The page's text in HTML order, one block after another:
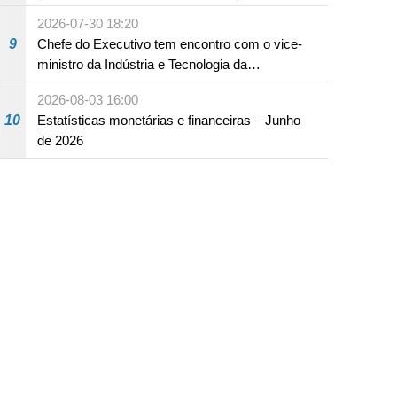
assumir por si a culpa na sequência de uma
infracção rodoviária
9
2026-07-30 18:20
Chefe do Executivo tem encontro com o vice-
ministro da Indústria e Tecnologia da
Informação
10
2026-08-03 16:00
Estatísticas monetárias e financeiras – Junho
de 2026